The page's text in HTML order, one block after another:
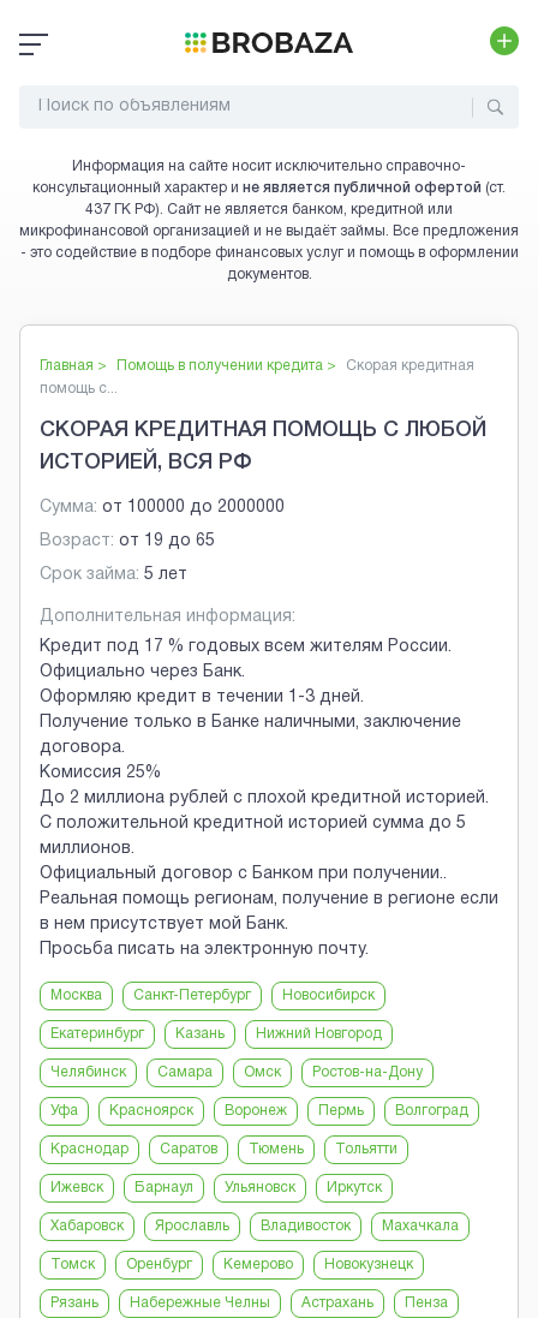
Информация на сайте носит исключительно справочно-
консультационный характер и не является публичной офертой (ст.
437 ГК РФ). Сайт не является банком, кредитной или
микрофинансовой организацией и не выдаёт займы. Все предложения
- это содействие в подборе финансовых услуг и помощь в оформлении
документов.
Главная > Помощь в получении кредита >
Скорая кредитная
помощь с...
СКОРАЯ КРЕДИТНАЯ ПОМОЩЬ С ЛЮБОЙ
ИСТОРИЕЙ, ВСЯ РФ
Сумма: от 100000 до 2000000
Возраст: от 19 до 65
Срок займа: 5 лет
Дополнительная информация:
Кредит под 17 % годовых всем жителям России.
Официально через Банк.
Оформляю кредит в течении 1-3 дней.
Получение только в Банке наличными, заключение
договора.
Комиссия 25%
До 2 миллиона рублей с плохой кредитной историей.
С положительной кредитной историей сумма до 5
миллионов.
Официальный договор с Банком при получении..
Реальная помощь регионам, получение в регионе если
в нем присутствует мой Банк.
Просьба писать на электронную почту.
Москва Санкт-Петербург Новосибирск
Екатеринбург Казань Нижний Новгород
Челябинск Самара Омск Ростов-на-Дону
Уфа Красноярск Воронеж Пермь Волгоград
Краснодар Саратов Тюмень Тольятти
Ижевск Барнаул Ульяновск Иркутск
Хабаровск Ярославль Владивосток Махачкала
Томск Оренбург Кемерово Новокузнецк
Рязань Набережные Челны Астрахань Пенза